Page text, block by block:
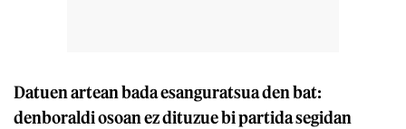
Datuen artean bada esanguratsua den bat:
denboraldi osoan ez dituzue bi partida segidan